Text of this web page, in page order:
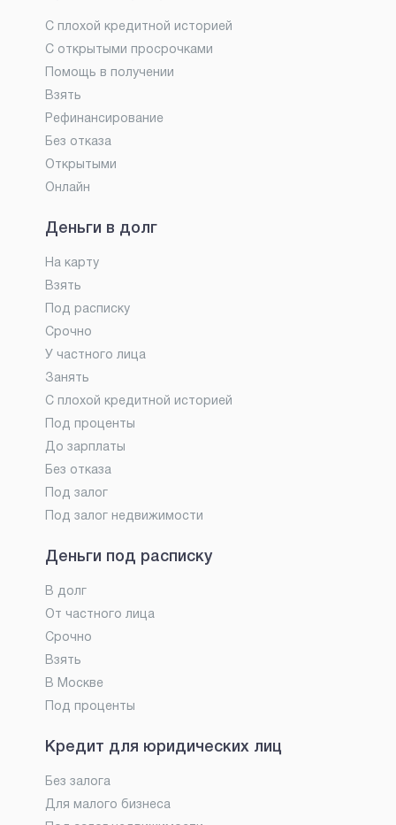
С плохой кредитной историей
С открытыми просрочками
Помощь в получении
Взять
Рефинансирование
Без отказа
Открытыми
Онлайн
Деньги в долг
На карту
Взять
Под расписку
Срочно
У частного лица
Занять
С плохой кредитной историей
Под проценты
До зарплаты
Без отказа
Под залог
Под залог недвижимости
Деньги под расписку
В долг
От частного лица
Срочно
Взять
В Москве
Под проценты
Кредит для юридических лиц
Без залога
Для малого бизнеса